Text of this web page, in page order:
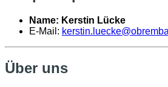
Name: Kerstin Lücke
E-Mail:
Über uns